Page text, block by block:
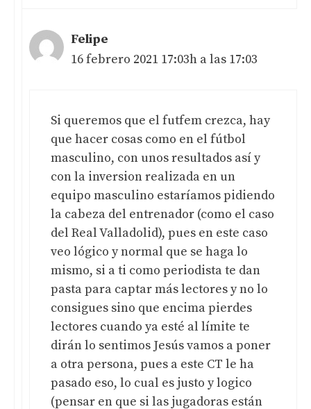
Felipe
16 febrero 2021 17:03h a las 17:03
Si queremos que el futfem crezca, hay
que hacer cosas como en el fútbol
masculino, con unos resultados así y
con la inversion realizada en un
equipo masculino estaríamos pidiendo
la cabeza del entrenador (como el caso
del Real Valladolid), pues en este caso
veo lógico y normal que se haga lo
mismo, si a ti como periodista te dan
pasta para captar más lectores y no lo
consigues sino que encima pierdes
lectores cuando ya esté al límite te
dirán lo sentimos Jesús vamos a poner
a otra persona, pues a este CT le ha
pasado eso, lo cual es justo y logico
(pensar en que si las jugadoras están